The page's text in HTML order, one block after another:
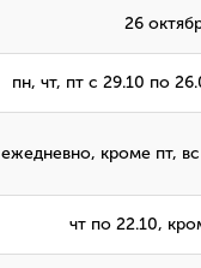
26
пн, чт, пт с 29.10 по
ежедневно, кроме пт,
чт по 22.10,